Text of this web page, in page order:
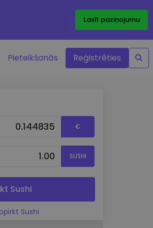
Lasīt paziņojumu
Pieteikšanās Reģistrēties
€
SUSHI
Sushi
Sushi